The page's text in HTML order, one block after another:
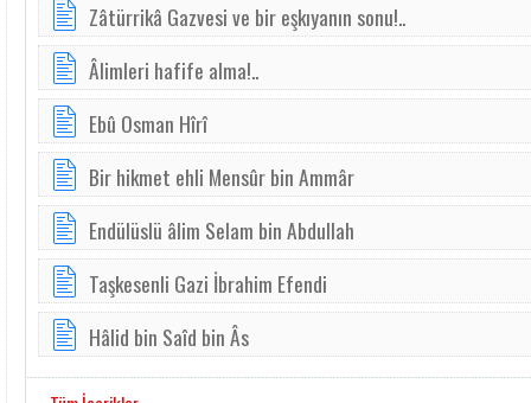
Zâtürrikâ Gazvesi ve bir eşkıyanın sonu!..
Âlimleri hafife alma!..
Ebû Osman Hîrî
Bir hikmet ehli Mensûr bin Ammâr
Endülüslü âlim Selam bin Abdullah
Taşkesenli Gazi İbrahim Efendi
Hâlid bin Saîd bin Âs